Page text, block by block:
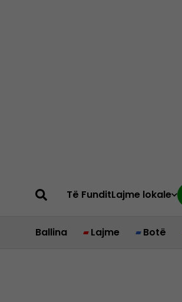
Të FunditLajme lokale
Ballina Lajme Botë